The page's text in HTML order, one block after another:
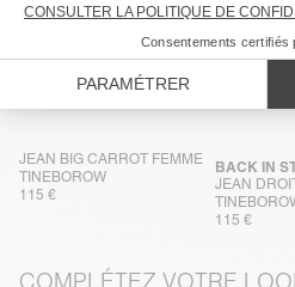
DANS LA MÊME MATIÈRE
JEAN BIG CARROT FEMME
TINEBOROW
115 €
JEAN
BACK IN
115 €
COMPLÉTEZ VOTRE